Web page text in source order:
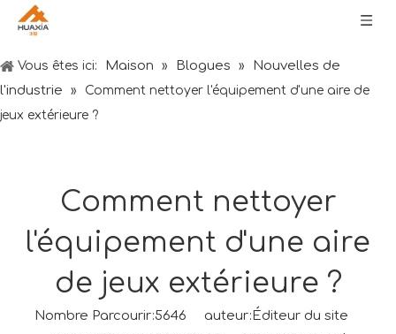
Vous êtes ici: Maison » Blogues »
Nouvelles de
l'industrie
»
Comment nettoyer l'équipement d'une aire de
jeux extérieure ?
Comment nettoyer
l'équipement d'une aire
de jeux extérieure ?
Nombre Parcourir:5646 auteur:Éditeur du site